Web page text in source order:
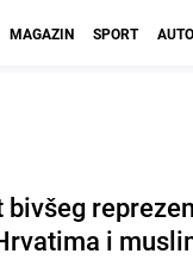
MAGAZIN SPORT
i